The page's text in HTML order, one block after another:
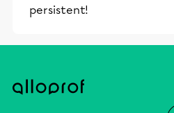
persistent!